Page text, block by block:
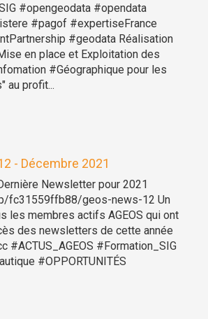
#opengeodata #opendata
#pagof #expertiseFrance
#geodata Réalisation
en place et Exploitation des
#Géographique pour les
au profit...
- Décembre 2021
Newsletter pour 2021
fc31559ffb88/geos-news-12 Un
les membres actifs AGEOS qui ont
des newsletters de cette année
#ACTUS_AGEOS #Formation_SIG
#OPPORTUNITÉS